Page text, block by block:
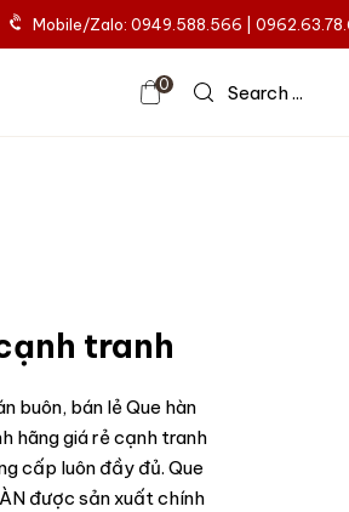
Mobile/Zalo: 0949.588.566 |
0 Search ...
tranh
buôn, bán lẻ Que hàn
hãng giá rẻ cạnh tranh
cấp luôn đầy đủ. Que
được sản xuất chính